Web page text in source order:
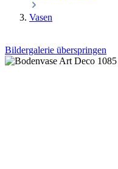
Vasen
Bildergalerie überspringen